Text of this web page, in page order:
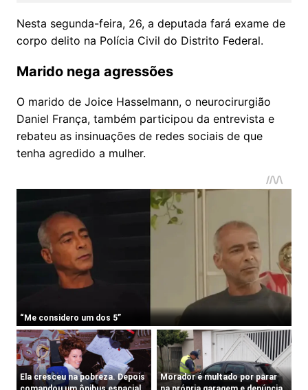
Nesta segunda-feira, 26, a deputada fará exame de
corpo delito na Polícia Civil do Distrito Federal.
Marido nega agressões
O marido de Joice Hasselmann, o neurocirurgião
Daniel França, também participou da entrevista e
rebateu as insinuações de redes sociais de que
tenha agredido a mulher.